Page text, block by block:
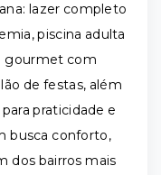
lazer completo
piscina adulta
gourmet com
de festas, além
praticidade e
busca conforto,
dos bairros mais